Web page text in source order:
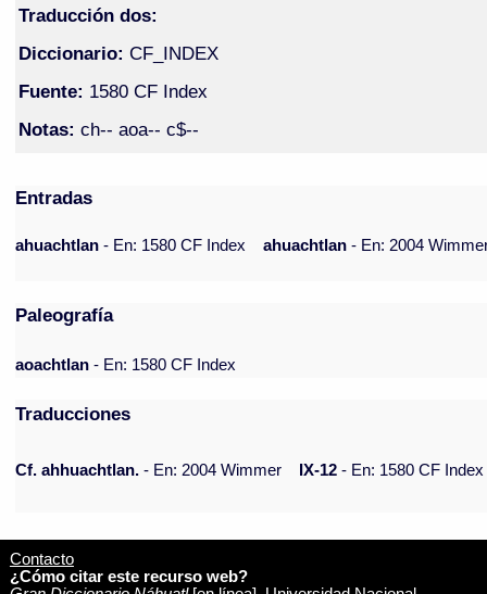
Traducción dos:
Diccionario: CF_INDEX
Fuente: 1580 CF Index
Notas: ch-- aoa-- c$--
Entradas
ahuachtlan- En: 1580 CF Index ahuachtlan- En: 2004
Paleografía
aoachtlan - En: 1580 CF Index
Traducciones
Cf. ahhuachtlan. - En: 2004 Wimmer IX-12 - En: 1580 CF Index
Contacto
¿Cómo citar este recurso web?